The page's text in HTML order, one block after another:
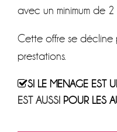
avec un minimum de
Cette offre se décline
prestations.
SI LE MENAGE EST
EST AUSSI POUR LES